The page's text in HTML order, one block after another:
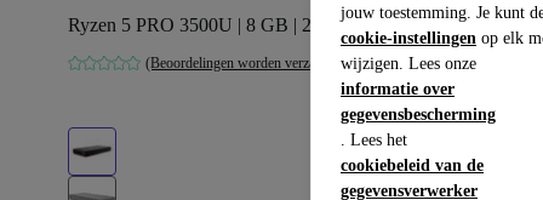
jouw toestemming. Je kunt
cookie-instellingen op elk
wijzigen. Lees onze
informatie over
gegevensbescherming
. Lees het
cookiebeleid van de
gegevensverwerker
Ryzen 5 PRO 3500U | 8 GB | 256 GB SSD | Win 11 Pro
(Beoordelingen worden verzameld)